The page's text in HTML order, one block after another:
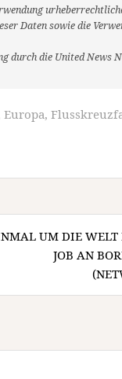
Daten sowie die
durch die United News
Europa,
UM DIE WELT
JOB AN